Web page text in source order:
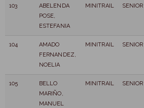
103
ABELENDA
POSE,
ESTEFANIA
MINITRAIL SENIOR
104
AMADO
FERNANDEZ,
NOELIA
MINITRAIL SENIOR
105
BELLO
MARIÑO,
MANUEL
MINITRAIL SENIOR